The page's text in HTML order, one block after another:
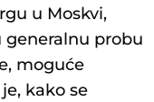
u Moskvi,
generalnu probu
moguće
kako se